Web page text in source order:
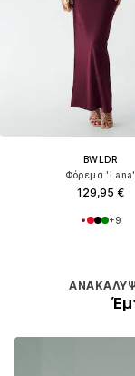
BWLDR
Φόρεμα 'Lana'
129,95 €
+9